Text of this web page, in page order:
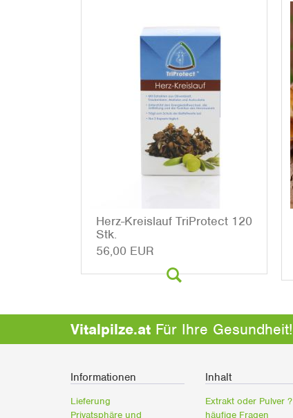
Herz-Kreis­lauf Tri­Pro­tect 120
Stk.
56,00 EUR
Vitalpilze.at Für Ihre Gesundheit!
Informationen
Lieferung
Privatsphäre und
Inhalt
Extrakt oder Pulver ?
häufige Fragen